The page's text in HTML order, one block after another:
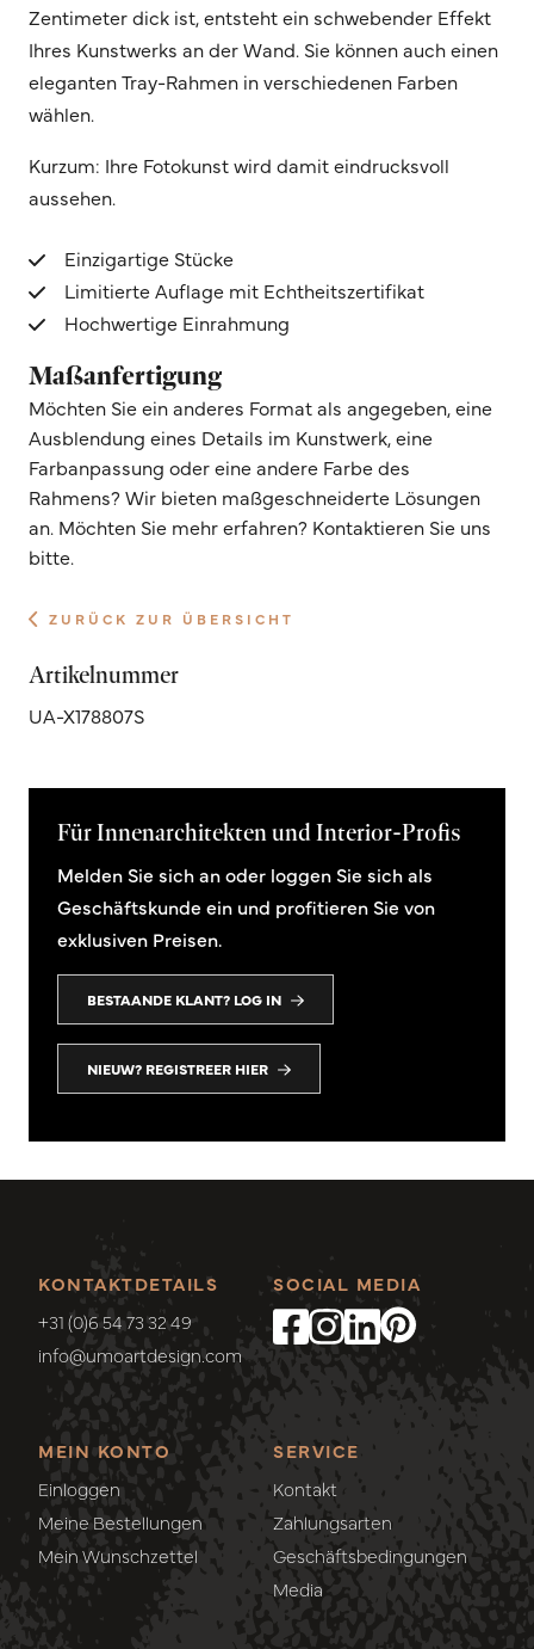
Zentimeter dick ist, entsteht ein schwebender Effekt
Ihres Kunstwerks an der Wand. Sie können auch einen
eleganten Tray-Rahmen in verschiedenen Farben
wählen.
Kurzum: Ihre Fotokunst wird damit eindrucksvoll
aussehen.
Einzigartige Stücke
Limitierte Auflage mit Echtheitszertifikat
Hochwertige Einrahmung
Maßanfertigung
Möchten Sie ein anderes Format als angegeben, eine
Ausblendung eines Details im Kunstwerk, eine
Farbanpassung oder eine andere Farbe des
Rahmens? Wir bieten maßgeschneiderte Lösungen
an. Möchten Sie mehr erfahren? Kontaktieren Sie uns
bitte.
ZURÜCK ZUR ÜBERSICHT
Artikelnummer
UA-X178807S
Für Innenarchitekten und Interior-Profis
Melden Sie sich an oder loggen Sie sich als
Geschäftskunde ein und profitieren Sie von
exklusiven Preisen.
BESTAANDE KLANT? LOG IN
NIEUW? REGISTREER HIER
KONTAKTDETAILS
+31 (0)6 54 73 32 49
info@umoartdesign.com
MEIN KONTO
Einloggen
Meine Bestellungen
Mein Wunschzettel
SERVICE
Kontakt
Zahlungsarten
Geschäftsbedingungen
Media
SOCIAL MEDIA